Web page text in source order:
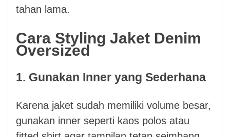
tahan lama.
Cara Styling Jaket Denim
Oversized
1. Gunakan Inner yang Sederhana
Karena jaket sudah memiliki volume besar,
gunakan inner seperti kaos polos atau